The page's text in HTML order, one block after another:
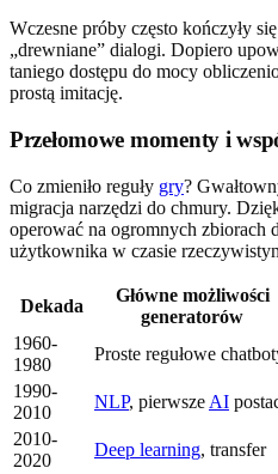
Wczesne próby często kończyły
„drewniane” dialogi. Dopiero
taniego dostępu do mocy
prostą imitację.
Przełomowe momenty i
Co zmieniło reguły gry?
migracja narzędzi do chmury.
operować na ogromnych zbiorach
użytkownika w czasie
Dekada
Główne możliwości
generatorów
1960-
1980
Proste regułowe
1990-
2010
NLP, pierwsze AI
2010-
2020
Deep learning, transfer